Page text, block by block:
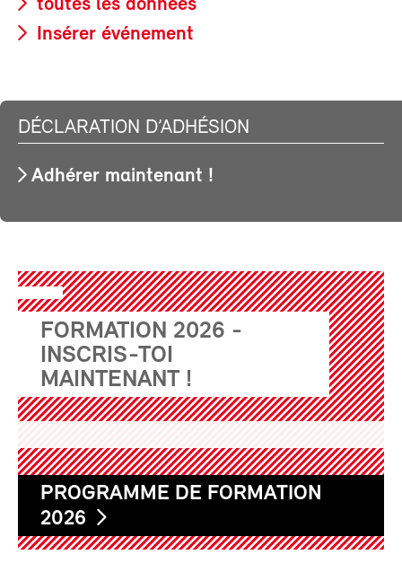
toutes les données
Insérer événement
DÉCLARATION D’ADHÉSION
Adhérer maintenant !
FORMATION 2026 -
INSCRIS-TOI
MAINTENANT !
PROGRAMME DE FORMATION
2026